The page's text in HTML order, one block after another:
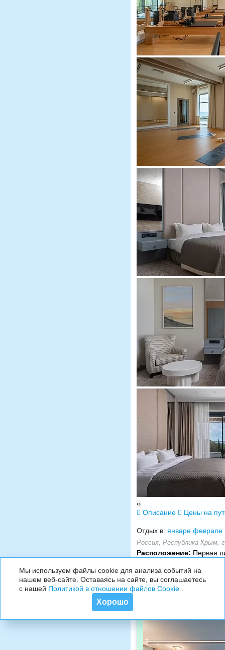
‹›
Описание Цены на
Отдых в: январе феврале
Россия, Республика Крым,
Расположение: Первая
Мы используем файлы cookie для анализа событий на
нашем веб-сайте. Оставаясь на сайте, вы соглашаетесь
с нашей Политикой в отношении файлов Cookie.
Хорошо